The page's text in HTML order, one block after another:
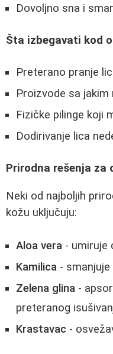
Dovoljno sna i
Šta izbegavati kod
Preterano pranje
Proizvode sa
Fizičke pilinge koji
Dodirivanje lica
Prirodna rešenja za
Neki od najboljih
kožu uključuju:
Aloa vera - umiruje
Kamilica - smanjuje
Zelena glina -
preteranog
Krastavac -